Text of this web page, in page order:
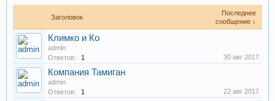
Заголовок
Последнее
сообщение ↓
Климко и Ко
admin
Ответов:
1 30 авг 2017
Компания Тамиган
admin
Ответов:
1 22 авг 2017